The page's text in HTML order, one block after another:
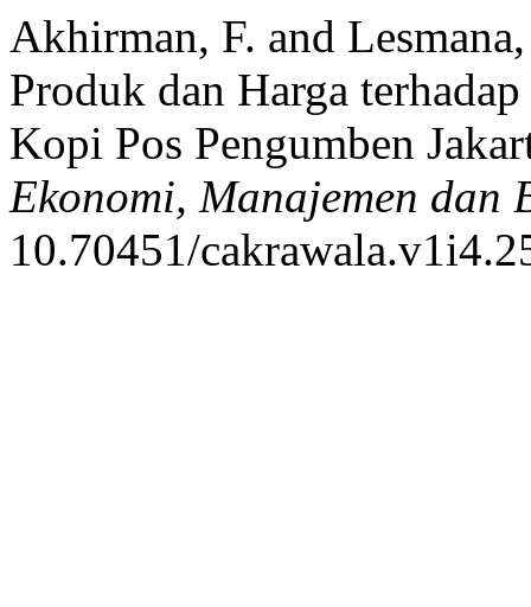
Akhirman, F. and
Produk dan Harga
Kopi Pos Pengumben
Ekonomi, Manajemen dan
10.70451/